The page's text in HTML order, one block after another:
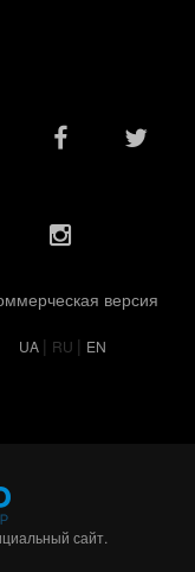
версия
UA | RU | EN
сайт.